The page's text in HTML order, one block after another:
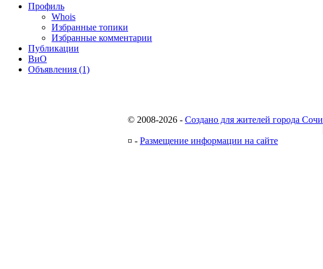
Профиль
Whois
Избранные топики
Избранные комментарии
Публикации
ВиО
Объявления (1)
© 2008-2026 - Создано для жителей города Сочи
¤ - Размещение информации на сайте